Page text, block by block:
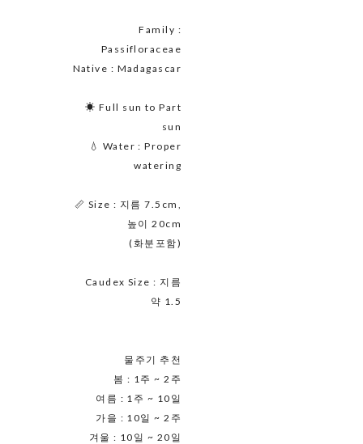
Family :
Passifloraceae
Native : Madagascar
☀ Full sun to Part
sun
💧 Water : Proper
watering
📏 Size : 지름 7.5cm,
높이 20cm
(화분포함)
Caudex Size : 지름
약 1.5
물주기 추천
봄 : 1주 ~ 2주
여름 : 1주 ~ 10일
가을 : 10일 ~ 2주
겨울 : 10일 ~ 20일